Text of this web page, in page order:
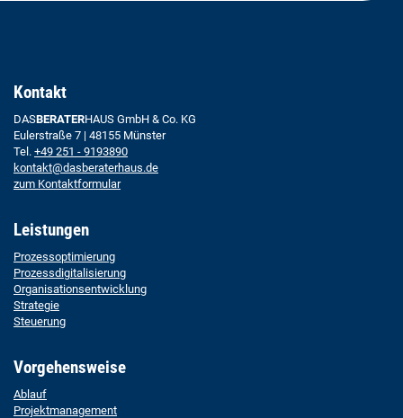
Kontakt
DASBERATERHAUS GmbH & Co. KG
Eulerstraße 7 | 48155 Münster
Tel. +49 251 - 9193890
kontakt@dasberaterhaus.de
zum Kontaktformular
Leistungen
Prozessoptimierung
Prozessdigitalisierung
Organisationsentwicklung
Strategie
Steuerung
Vorgehensweise
Ablauf
Projektmanagement